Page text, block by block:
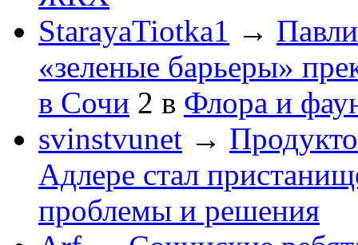
StarayaTiotka1 →
«зеленые барьеры»
в Сочи 2 в Флора и
svinstvunet →
Адлере стал
проблемы и решения